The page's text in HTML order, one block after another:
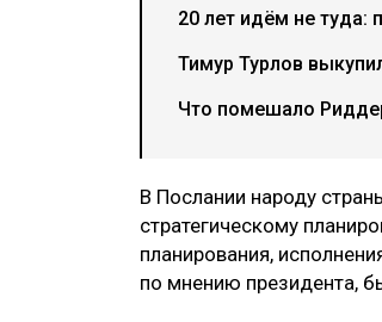
20 лет идём не туда:
Тимур Турлов
Что помешало
В Послании народу
стратегическому
планирования,
по мнению президента,